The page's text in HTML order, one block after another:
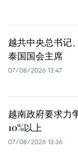
越共中央总书记
泰国国会主席
07/08/2026 13:47
越南政府要求力
10%以上
07/08/2026 13:36